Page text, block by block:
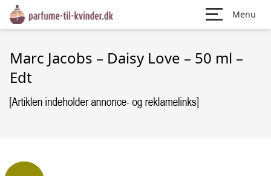
Menu
Marc Jacobs – Daisy Love – 50 ml –
Edt